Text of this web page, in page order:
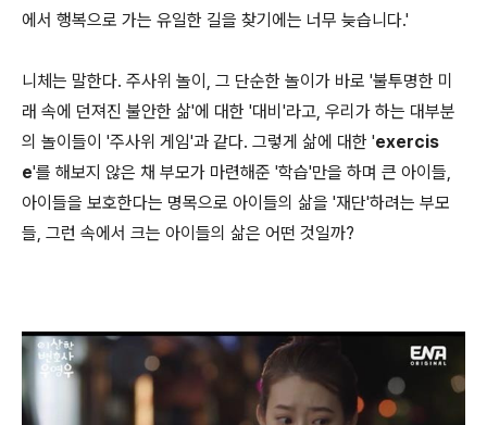
에서 행복으로 가는 유일한 길을 찾기에는 너무 늦습니다.'
니체는 말한다. 주사위 놀이, 그 단순한 놀이가 바로 '불투명한 미
래 속에 던져진 불안한 삶'에 대한 '대비'라고, 우리가 하는 대부분
의 놀이들이 '주사위 게임'과 같다. 그렇게 삶에 대한 'exercis
e'를 해보지 않은 채 부모가 마련해준 '학습'만을 하며 큰 아이들,
아이들을 보호한다는 명목으로 아이들의 삶을 '재단'하려는 부모
들, 그런 속에서 크는 아이들의 삶은 어떤 것일까?